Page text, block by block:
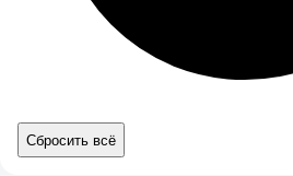
Сбросить всё